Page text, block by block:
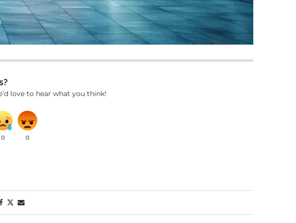
love to hear what you think!
0 0